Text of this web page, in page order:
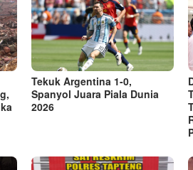
Tekuk Argentina 1-0,
Spanyol Juara Piala Dunia
2026